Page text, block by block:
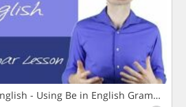
- Using Be in English Grammar